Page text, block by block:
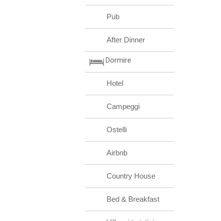
Pub
After Dinner
Dormire
Hotel
Campeggi
Ostelli
Airbnb
Country House
Bed & Breakfast